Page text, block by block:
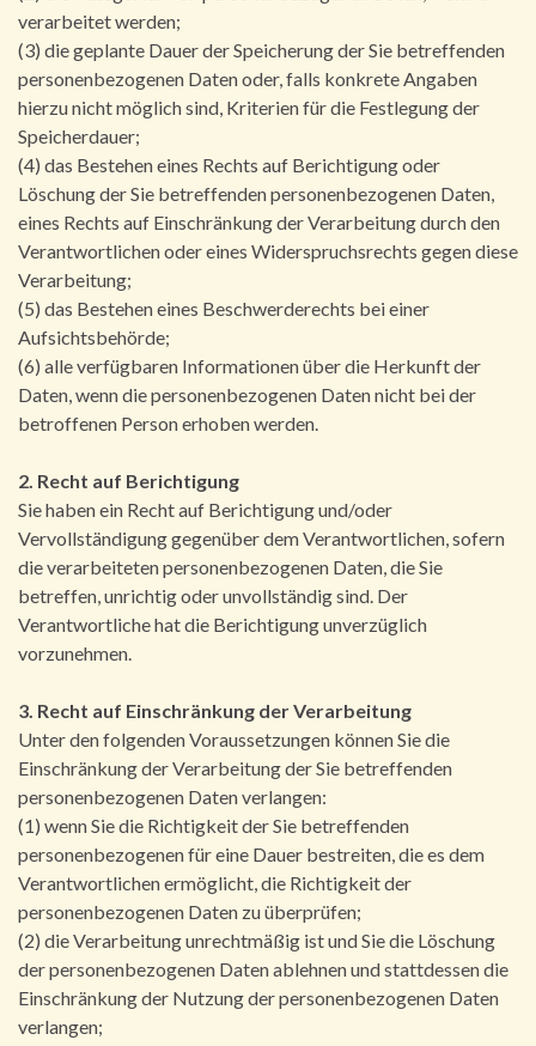
verarbeitet werden;
(3) die geplante Dauer der Speicherung der Sie betreffenden
personenbezogenen Daten oder, falls konkrete Angaben
hierzu nicht möglich sind, Kriterien für die Festlegung der
Speicherdauer;
(4) das Bestehen eines Rechts auf Berichtigung oder
Löschung der Sie betreffenden personenbezogenen Daten,
eines Rechts auf Einschränkung der Verarbeitung durch den
Verantwortlichen oder eines Widerspruchsrechts gegen diese
Verarbeitung;
(5) das Bestehen eines Beschwerderechts bei einer
Aufsichtsbehörde;
(6) alle verfügbaren Informationen über die Herkunft der
Daten, wenn die personenbezogenen Daten nicht bei der
betroffenen Person erhoben werden.
2. Recht auf Berichtigung
Sie haben ein Recht auf Berichtigung und/oder
Vervollständigung gegenüber dem Verantwortlichen, sofern
die verarbeiteten personenbezogenen Daten, die Sie
betreffen, unrichtig oder unvollständig sind. Der
Verantwortliche hat die Berichtigung unverzüglich
vorzunehmen.
3. Recht auf Einschränkung der Verarbeitung
Unter den folgenden Voraussetzungen können Sie die
Einschränkung der Verarbeitung der Sie betreffenden
personenbezogenen Daten verlangen:
(1) wenn Sie die Richtigkeit der Sie betreffenden
personenbezogenen für eine Dauer bestreiten, die es dem
Verantwortlichen ermöglicht, die Richtigkeit der
personenbezogenen Daten zu überprüfen;
(2) die Verarbeitung unrechtmäßig ist und Sie die Löschung
der personenbezogenen Daten ablehnen und stattdessen die
Einschränkung der Nutzung der personenbezogenen Daten
verlangen;